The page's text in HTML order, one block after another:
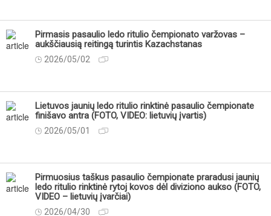
Pirmasis pasaulio ledo ritulio čempionato varžovas –
aukščiausią reitingą turintis Kazachstanas
2026/05/02
Lietuvos jaunių ledo ritulio rinktinė pasaulio čempionate
finišavo antra (FOTO, VIDEO: lietuvių įvartis)
2026/05/01
Pirmuosius taškus pasaulio čempionate praradusi jaunių
ledo ritulio rinktinė rytoj kovos dėl diviziono aukso (FOTO,
VIDEO – lietuvių įvarčiai)
2026/04/30